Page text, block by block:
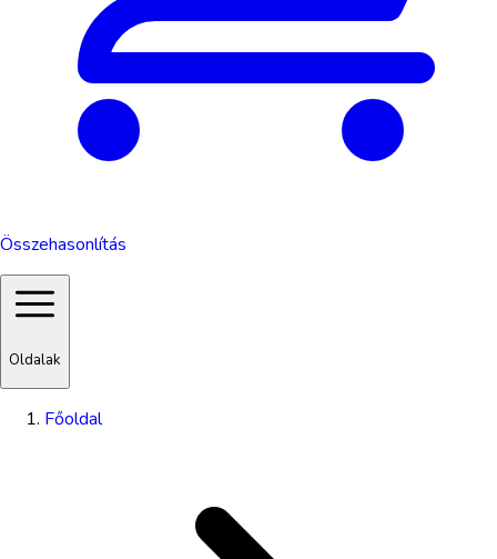
Összehasonlítás
Oldalak
Főoldal